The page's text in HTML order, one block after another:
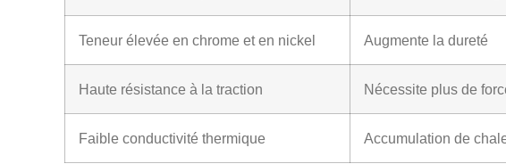
Teneur élevée en chrome et en nickel Augmente la dureté
Haute résistance à la traction Nécessite plus de
Faible conductivité thermique Accumulation de